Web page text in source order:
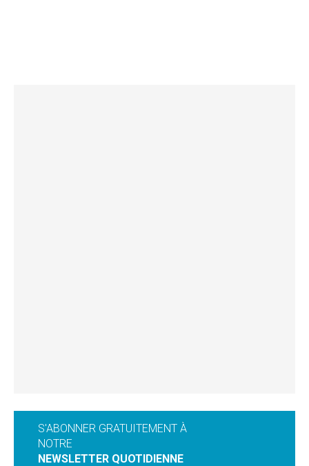
S'ABONNER GRATUITEMENT À
NOTRE
NEWSLETTER QUOTIDIENNE